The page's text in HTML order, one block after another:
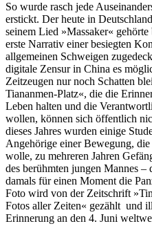
So wurde rasch jede
erstickt. Der heute in
seinem Lied »Massaker«
erste Narrativ einer besiegten
allgemeinen Schweigen
digitale Zensur in China es
Zeitzeugen nur noch Schatten
Tiananmen-Platz«, die die
Leben halten und die
wollen, können sich öffentlich
dieses Jahres wurden einige
Angehörige einer Bewegung,
wolle, zu mehreren Jahren
des berühmten jungen Mannes
damals für einen Moment die
Foto wird von der Zeitschrift
Fotos aller Zeiten« gezählt und
Erinnerung an den 4. Juni